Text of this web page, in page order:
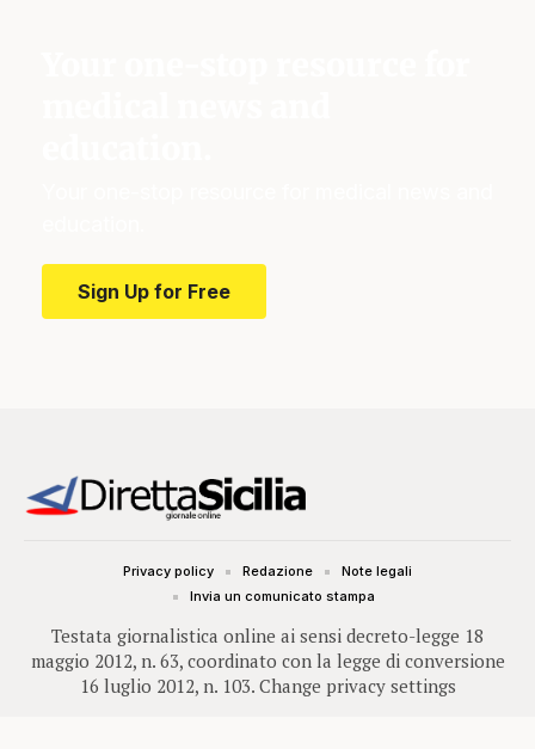
Sign Up for Free
Testata giornalistica online ai sensi decreto-legge 18
maggio 2012, n. 63, coordinato con la legge di conversione
16 luglio 2012, n. 103. Change privacy settings
Privacy policy Redazione
Note legali
Invia un comunicato stampa